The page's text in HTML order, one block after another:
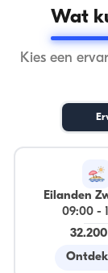
Wat
Kies een
Eilanden
09:00-